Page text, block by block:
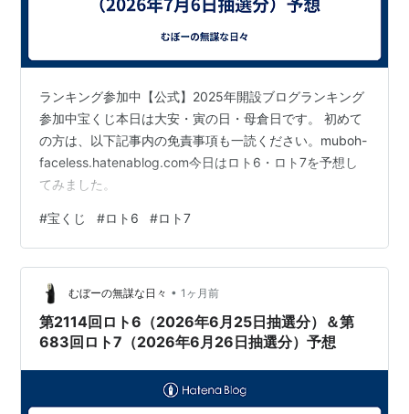
ランキング参加中【公式】2025年開設ブログランキング
参加中宝くじ本日は大安・寅の日・母倉日です。 初めて
の方は、以下記事内の免責事項も一読ください。muboh-
faceless.hatenablog.com今日はロト6・ロト7を予想し
てみました。
#宝くじ #ロト6 #ロト7
むぼーの無謀な日々 • 1ヶ月前
第2114回ロト6（2026年6月25日抽選分）＆第
683回ロト7（2026年6月26日抽選分）予想